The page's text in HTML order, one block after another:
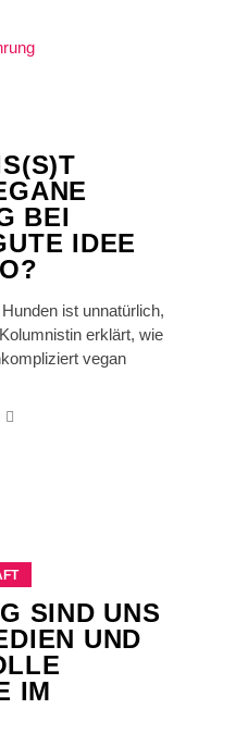
BEI
IDEE
ist unnatürlich,
erklärt, wie
vegan
SIND UNS
UND
IM